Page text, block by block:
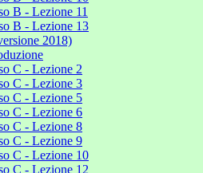
B - Lezione 11
B - Lezione 13
2018)
C - Lezione 2
C - Lezione 3
C - Lezione 5
C - Lezione 6
C - Lezione 8
C - Lezione 9
C - Lezione 10
C - Lezione 12